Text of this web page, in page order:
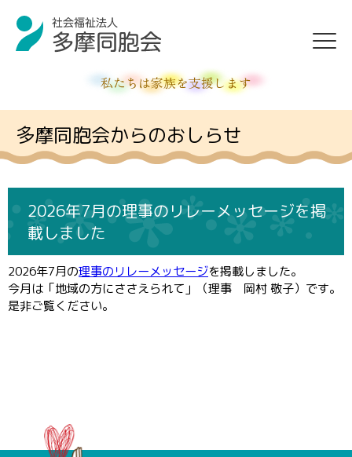
私たちは家族を支援します
多摩同胞会からのおしらせ
2026年7月の理事のリレーメッセージを掲
載しました
2026年7月の理事のリレーメッセージを掲載しました。
今月は「地域の方にささえられて」（理事 岡村 敬子）です。
是非ご覧ください。